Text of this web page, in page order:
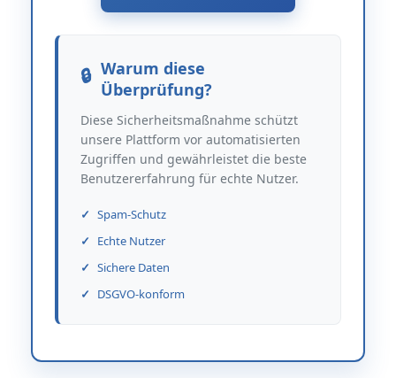
Warum diese
Überprüfung?
Diese Sicherheitsmaßnahme schützt
unsere Plattform vor automatisierten
Zugriffen und gewährleistet die beste
Benutzererfahrung für echte Nutzer.
Spam-Schutz
Echte Nutzer
Sichere Daten
DSGVO-konform